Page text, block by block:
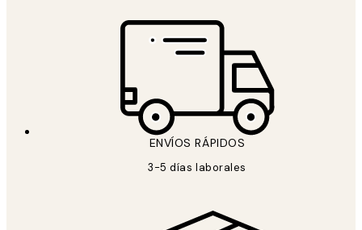
ENVÍOS RÁPIDOS
3-5 días laborales